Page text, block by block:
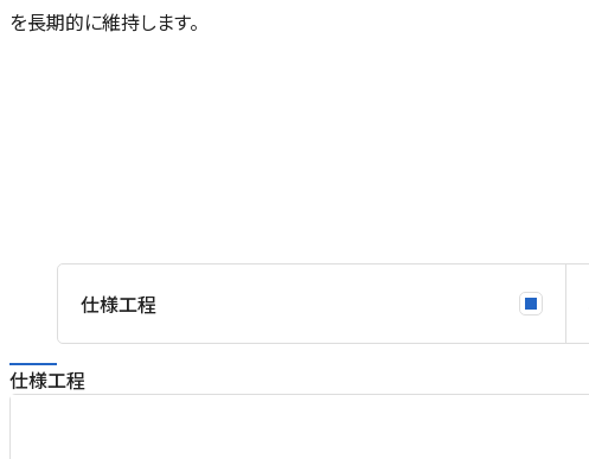
を長期的に維持します。
仕様工程
仕様工程